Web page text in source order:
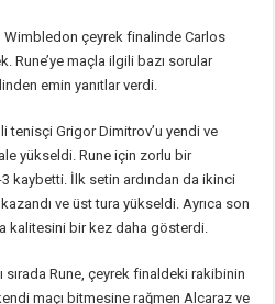
Wimbledon çeyrek finalinde Carlos
Rune’ye maçla ilgili bazı sorular
emin yanıtlar verdi.
tenisçi Grigor Dimitrov’u yendi ve
yükseldi. Rune için zorlu bir
kaybetti. İlk setin ardından da ikinci
ve üst tura yükseldi. Ayrıca son
kalitesini bir kez daha gösterdi.
sırada Rune, çeyrek finaldeki rakibinin
maçı bitmesine rağmen Alcaraz ve